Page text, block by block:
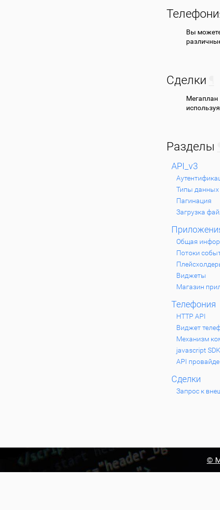
Вы
Сделки
Разделы
API_v3
Типы данных
Пагинация
Загрузка
Общая
Потоки
Виджеты
Магазин
Телефония
HTTP API
Виджет
Механизм
javascript
API
Сделки
Запрос к
©